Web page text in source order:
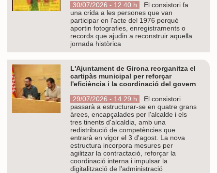
30/07/2026 - 12.40 h
El consistori fa
una crida a les persones que van
participar en l'acte del 1976 perquè
aportin fotografies, enregistraments o
records que ajudin a reconstruir aquella
jornada històrica
L'Ajuntament de Girona reorganitza el
cartipàs municipal per reforçar
l'eficiència i la coordinació del govern
29/07/2026 - 14.29 h
El consistori
passarà a estructurar-se en quatre grans
àrees, encapçalades per l'alcalde i els
tres tinents d'alcaldia, amb una
redistribució de competències que
entrarà en vigor el 3 d'agost. La nova
estructura incorpora mesures per
agilitzar la contractació, reforçar la
coordinació interna i impulsar la
digitalització de l'administració